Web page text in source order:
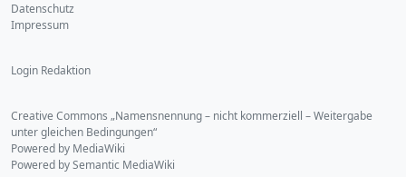
Datenschutz
Impressum
Login Redaktion
Creative Commons „Namensnennung – nicht kommerziell – Weitergabe
unter gleichen Bedingungen“
Powered by MediaWiki
Powered by Semantic MediaWiki